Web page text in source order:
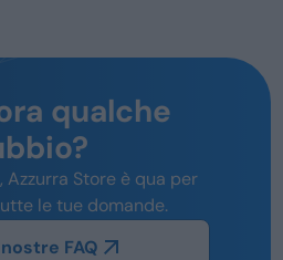
qualche
Azzurra Store è qua per
le tue domande.
FAQ